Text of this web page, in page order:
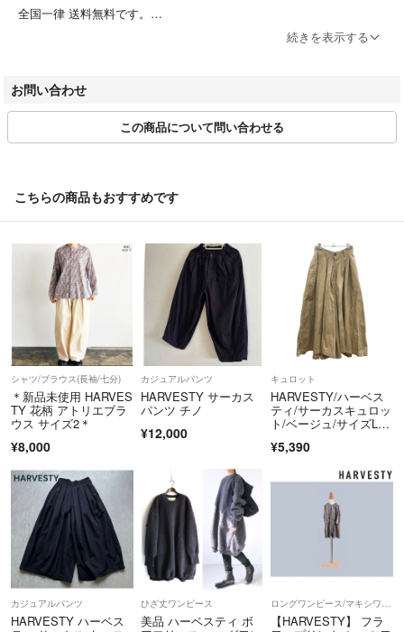
全国一律 送料無料です。
ます。
配送方法は、佐川急便またはヤマト運輸のネコポスにて配送いたしま
す。（沖縄・離島・一部地域は、ゆうパックでの配送となります）
土日祝を除き、10時 ~ 17時 を営業時間としています。
【商品について】
・取扱い商品はすべて1点ものであるため、ご注文品をご用意できない
場合にはキャンセルのご案内をいたします。
・出品物、付属品は特筆のない限り画像掲載のものが全てです（ハンガ
ー等の撮影小物は除く）。
・パンツの裾上げ、袖や着丈の詰めの有無については、判断が難しい場
合がございます。実寸値をご参照いただき、ご不明点はお気軽にご質問
ください。
・色の記載には主観が介入します。また、何色と明確にお答えするのが
難しい事もございますので、写真よりご判断ください。
------------
こちらのアカウントはラクマ公式パートナーの株式会社KLDによって運
営されています。
▼特定商取引法表示
https://fril.jp/ts/official/law/kld/
▼返品特約
https://fril.jp/ts/official/law/kld/#return_policy
適格請求書登録番号
続きを表示する
お問い合わせ
この商品について問い合わせる
こちらの商品もおすすめです
シャツ/ブラウス(長袖/七分)
＊新品未使用 HARVES
TY 花柄 アトリエブラ
ウス サイズ2＊
¥8,000
カジュアルパンツ
HARVESTY サーカス
パンツ チノ
¥12,000
キュロット
HARVESTY/ハーベス
ティ/サーカスキュロッ
ト/ベージュ/サイズL/
¥5,390
カジュアルパンツ
HARVESTY ハーベス
ひざ丈ワンピース
美品 ハーベスティ ボ 【HARVESTY】 フラ